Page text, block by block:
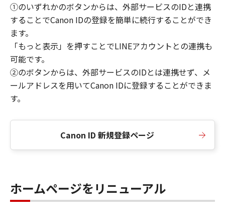
①のいずれかのボタンからは、外部サービスのIDと連携
することでCanon IDの登録を簡単に続行することができ
ます。
「もっと表示」を押すことでLINEアカウントとの連携も
可能です。
②のボタンからは、外部サービスのIDとは連携せず、メ
ールアドレスを用いてCanon IDに登録することができま
す。
Canon ID 新規登録ページ
ホームページをリニューアル